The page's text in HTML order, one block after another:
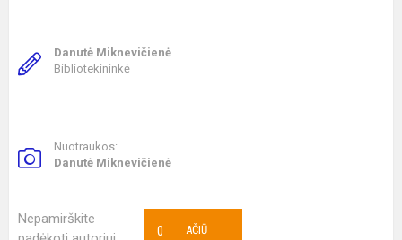
Danutė Miknevičienė
Bibliotekininkė
Nuotraukos:
Danutė Miknevičienė
Nepamirškite
AČIŪ
0